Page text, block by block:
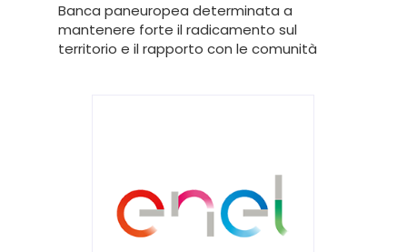
Banca paneuropea determinata a
mantenere forte il radicamento sul
territorio e il rapporto con le comunità